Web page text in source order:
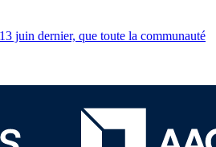
juin dernier, que toute la communauté